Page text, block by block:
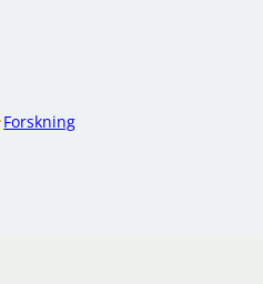
Forskning